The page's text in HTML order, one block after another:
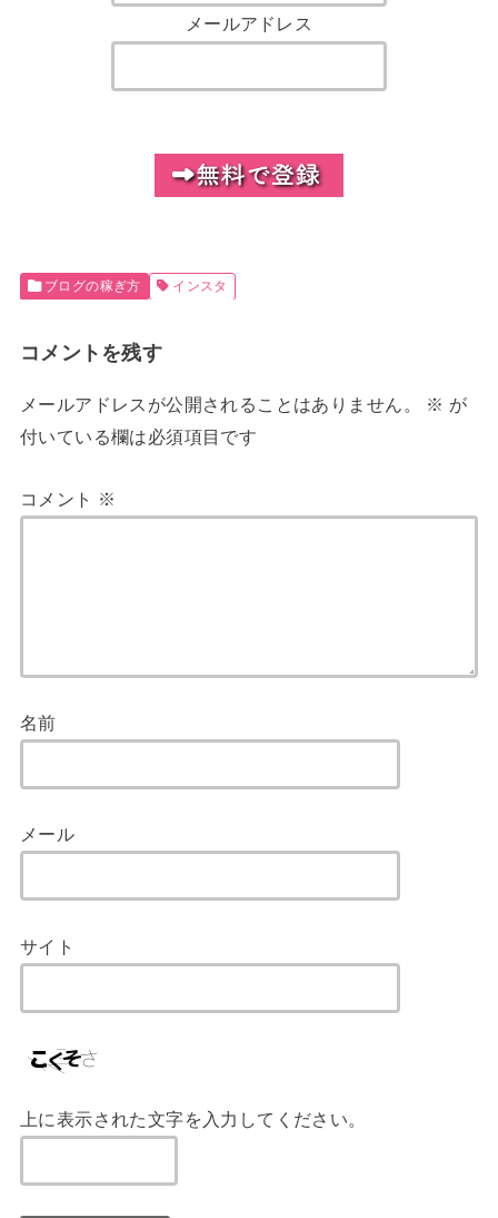
メールアドレス
ブログの稼ぎ方 インスタ
コメントを残す
メールアドレスが公開されることはありません。 ※ が
付いている欄は必須項目です
コメント ※
名前
メール
サイト
上に表示された文字を入力してください。